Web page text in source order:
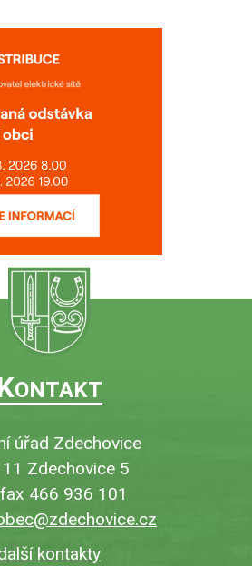
ONTAKT
úřad Zdechovice
Zdechovice 5
466 936 101
kontakty